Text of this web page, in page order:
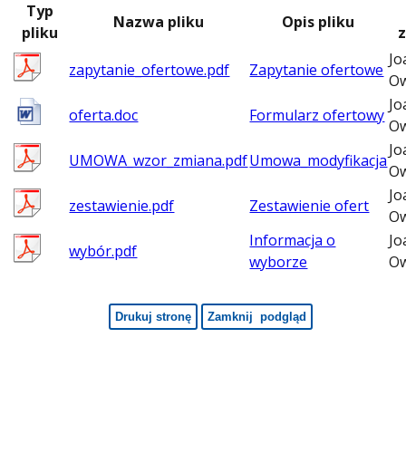
Typ
pliku
Nazwa pliku Opis pliku
zapytanie_ofertowe.pdf
Zapytanie ofertowe
oferta.doc
Formularz ofertowy
UMOWA_wzor_zmiana.pdfUmowa_modyfikacja
zestawienie.pdf
Zestawienie ofert
wybór.pdf
Informacja o
wyborze